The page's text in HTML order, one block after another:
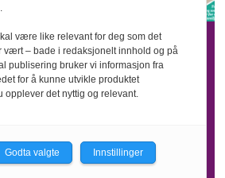
er hele
arkiv!
være like relevant for deg som det
vært – bade i redaksjonelt innhold og på
publisering bruker vi informasjon fra
for å kunne utvikle produktet
opplever det nyttig og relevant.
Godta valgte Innstillinger